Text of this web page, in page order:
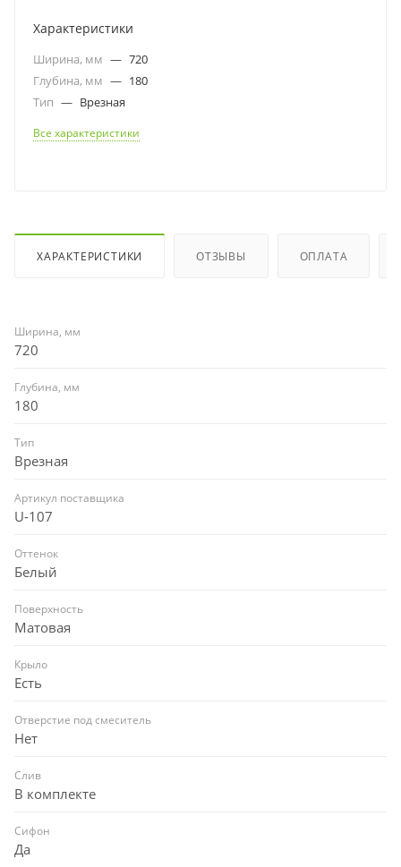
Характеристики
Ширина, мм — 720
Глубина, мм — 180
Тип — Врезная
Все характеристики
ХАРАКТЕРИСТИКИ ОТЗЫВЫ ОПЛАТА
Ширина, мм
720
Глубина, мм
180
Тип
Врезная
Артикул поставщика
U-107
Оттенок
Белый
Поверхность
Матовая
Крыло
Есть
Отверстие под смеситель
Нет
Слив
В комплекте
Сифон
Да